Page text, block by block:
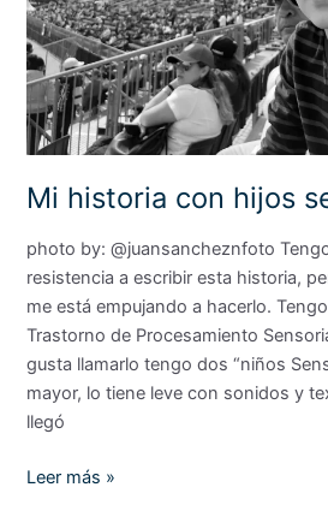
Mi historia con hijos
photo by: @juansancheznfoto
resistencia a escribir esta historia,
me está empujando a hacerlo.
Trastorno de Procesamiento
gusta llamarlo tengo dos “niños
mayor, lo tiene leve con sonidos y
llegó
Leer más »